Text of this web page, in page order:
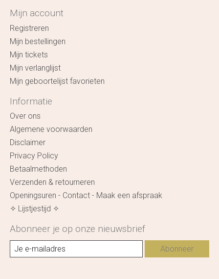
Mijn account
Registreren
Mijn bestellingen
Mijn tickets
Mijn verlanglijst
Mijn geboortelijst favorieten
Informatie
Over ons
Algemene voorwaarden
Disclaimer
Privacy Policy
Betaalmethoden
Verzenden & retourneren
Openingsuren - Contact - Maak een afspraak
✧ Lijstjestijd ✧
Abonneer je op onze nieuwsbrief
Abonneer